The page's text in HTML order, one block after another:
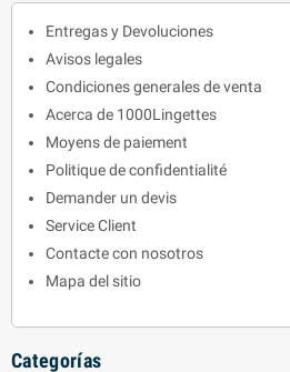
Entregas y Devoluciones
Avisos legales
Condiciones generales de venta
Acerca de 1000Lingettes
Moyens de paiement
Politique de confidentialité
Demander un devis
Service Client
Contacte con nosotros
Mapa del sitio
Categorías